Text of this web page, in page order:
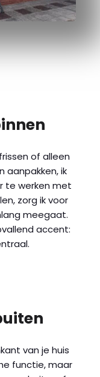
of alleen
aanpakken, ik
te werken met
zorg ik voor
meegaat.
accent:
van je huis
functie, maar